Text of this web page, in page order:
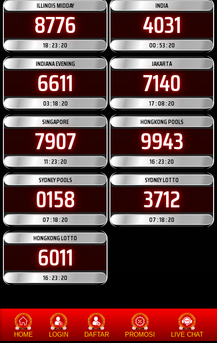
ILLINOIS MIDDAY
8776
18 : 23 : 20
INDIA
4031
00 : 53 : 20
INDIANA EVENING
6611
03 : 18 : 20
JAKARTA
7140
17 : 08 : 20
SINGAPORE
7907
11 : 23 : 20
HONGKONG POOLS
9943
16 : 23 : 20
SYDNEY POOLS
0158
07 : 18 : 20
SYDNEY LOTTO
3712
07 : 18 : 20
HONGKONG LOTTO
6011
16 : 23 : 20
HOME LOGIN DAFTAR PROMOSI LIVE CHAT